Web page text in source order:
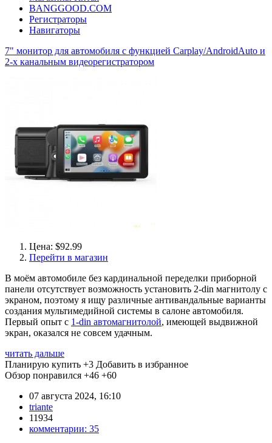
BANGGOOD.COM
Регистраторы
Навигаторы
7" монитор для автомобиля с функцией Carplay/AndroidAuto и
2-х канальным видеорегистратором
Цена: $92.99
Перейти в магазин
В моём автомобиле без кардинальной переделки приборной
панели отсутствует возможность установить 2-din магнитолу с
экраном, поэтому я ищу различные антивандальные варианты
создания мультимедийной системы в салоне автомобиля.
Первый опыт с 1-din автомагнитолой, имеющей выдвижной
экран, оказался не совсем удачным.
читать дальше
Планирую купить +3 Добавить в избранное
Обзор понравился +46 +60
07 августа 2024, 16:10
triante
11934
комментарии: 35